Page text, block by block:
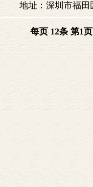
地址：深圳市福田
每页 12条 第1